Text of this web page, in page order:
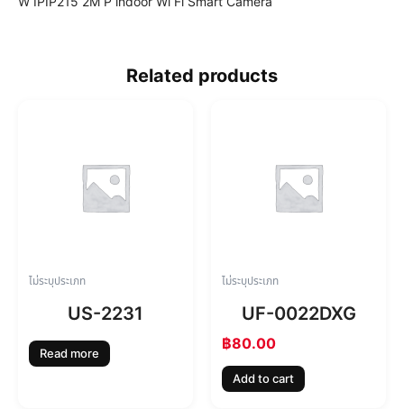
Related products
ไม่ระบุประเภท
US-2231
Read more
ไม่ระบุประเภท
UF-0022DXG
฿80.00
Add to cart